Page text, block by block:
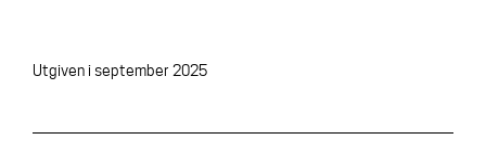
Utgiven i september 2025